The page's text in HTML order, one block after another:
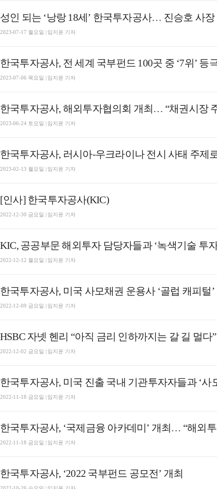
성인 되는 ‘낭랑 18세’ 한국투자공사… 진승호 사
2023-07-17 월요일 | 임지윤 기자
한국투자공사, 전 세계 국부펀드 100곳 중 ‘7위’
2023-07-06 목요일 | 임지윤 기자
한국투자공사, 해외투자협의회 개최… “채권시장
2023-06-24 토요일 | 임지윤 기자
한국투자공사, 러시아-우크라이나 전시 사태 주제
2023-02-13 월요일 | 임지윤 기자
[인사] 한국투자공사(KIC)
2022-12-30 금요일 | 임지윤 기자
KIC, 공공부문 해외투자 담당자들과 ‘녹색기술 투
2022-12-12 월요일 | 임지윤 기자
한국투자공사, 미국 사모채권 운용사 ‘골럽 캐피털
2022-12-09 금요일 | 임지윤 기자
HSBC 자넷 헨리 “아직 금리 인하까지는 갈 길 멀다”
2022-12-02 금요일 | 임지윤 기자
한국투자공사, 미국 진출 국내 기관투자자들과 ‘사
2022-11-18 금요일 | 임지윤 기자
한국투자공사, ‘국제금융 아카데미’ 개최… “해외
2022-11-18 금요일 | 임지윤 기자
한국투자공사, ‘2022 국부펀드 공모전’ 개최